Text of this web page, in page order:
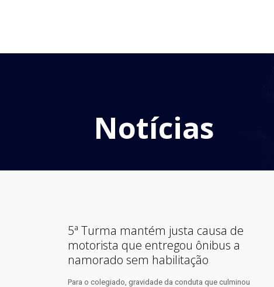
Notícias
5ª Turma mantém justa causa de
motorista que entregou ônibus a
namorado sem habilitação
Para o colegiado, gravidade da conduta que culminou